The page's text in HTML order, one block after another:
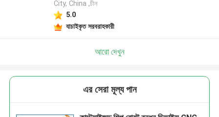
City, China ,চীন
5.0
যাচাইকৃত সরবরাহকারী
আরো দেখুন
এর সেরা মূল্য পান